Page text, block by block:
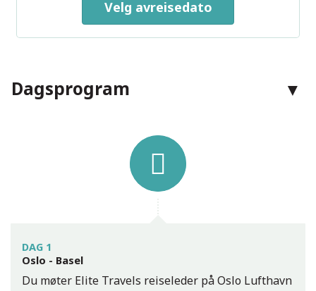
Wasserturm, Mannheim
Velg avreisedato
Telefon:
post@elitetravel.no
elitetravel.no
Dagsprogram
DAG 1
Oslo - Basel
Du møter Elite Travels reiseleder på Oslo Lufthavn